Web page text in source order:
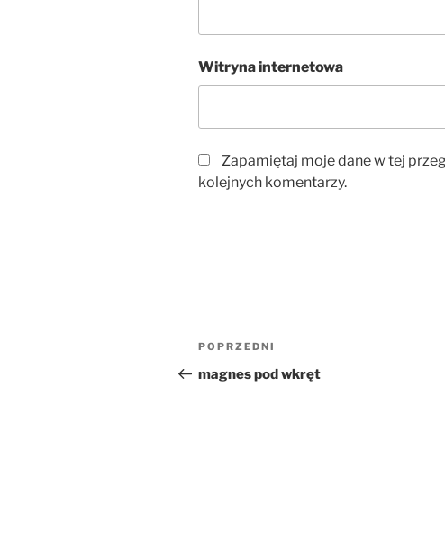
Witryna internetowa
Zapamiętaj moje dane w tej
kolejnych komentarzy.
Nawigacja
wpisu
Poprzedni
wpis
POPRZEDNI
magnes pod wkręt